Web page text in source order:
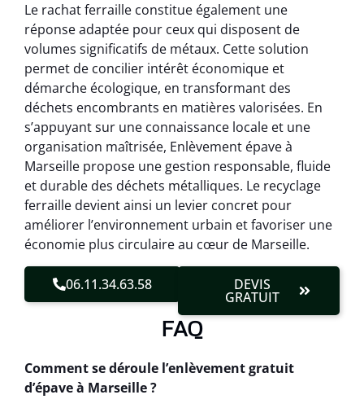
Le rachat ferraille constitue également une
réponse adaptée pour ceux qui disposent de
volumes significatifs de métaux. Cette solution
permet de concilier intérêt économique et
démarche écologique, en transformant des
déchets encombrants en matières valorisées. En
s’appuyant sur une connaissance locale et une
organisation maîtrisée, Enlèvement épave à
Marseille propose une gestion responsable, fluide
et durable des déchets métalliques. Le recyclage
ferraille devient ainsi un levier concret pour
améliorer l’environnement urbain et favoriser une
économie plus circulaire au cœur de Marseille.
06.11.34.63.58 DEVIS
GRATUIT
FAQ
Comment se déroule l’enlèvement gratuit
d’épave à Marseille ?